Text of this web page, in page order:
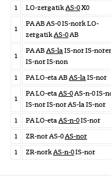
1
LO-zergatikAS-0X0
1
PA AB AS-0 IS-nork LO-
zergatikAS-0AB
1
PA AB AS-laIS-nor IS-
IS-nor IS-non
1
PA LO-eta AB AS-laIS-nor
1
PA LO-etaAS-0AS-n-0 IS-
IS-nor IS-nor AS-la IS-nor
1
PA LO-etaAS-n-0IS-nor
1
ZR-nor AS-0AS-nor
1
ZR-norkAS-n-0IS-nor